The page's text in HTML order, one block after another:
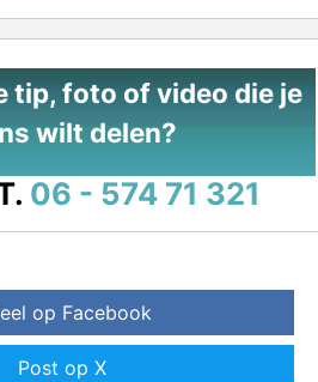
tip, foto of video die je
wilt delen?
06 - 574 71 321
op Facebook
Post op X